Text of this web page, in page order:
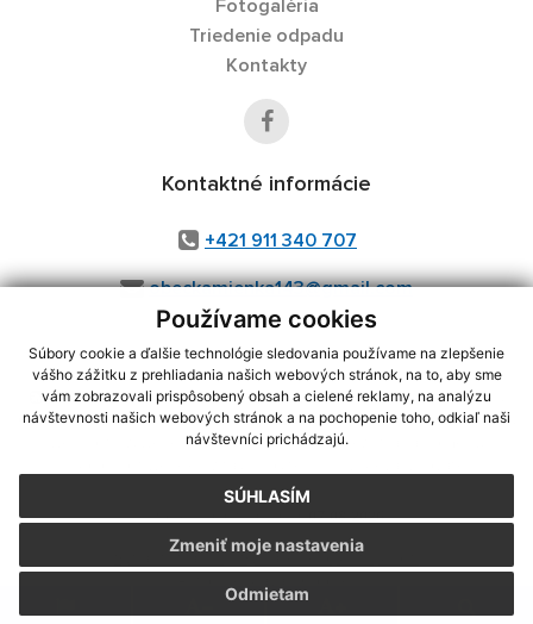
Používame cookies
Súbory cookie a ďalšie technológie sledovania používame na zlepšenie
vášho zážitku z prehliadania našich webových stránok, na to, aby sme
vám zobrazovali prispôsobený obsah a cielené reklamy, na analýzu
návštevnosti našich webových stránok a na pochopenie toho, odkiaľ naši
návštevníci prichádzajú.
SÚHLASÍM
Odmietam
Zmeniť moje nastavenia
Fotogaléria
Triedenie odpadu
Kontakty
Kontaktné informácie
+421 911 340 707
obeckamienka143@gmail.com
využite možnosť získavania aktuálnych informácií s využitím RSS
CMS systém (redakčný) systém ECHELON 2,Mapa stránok,web portál
webex.digital, s.r.o.,domény,registrácia domény
Posledná aktualizácia:07.08.2026
Vytlačiť stránku|Vyhlásenie o prístupnosti